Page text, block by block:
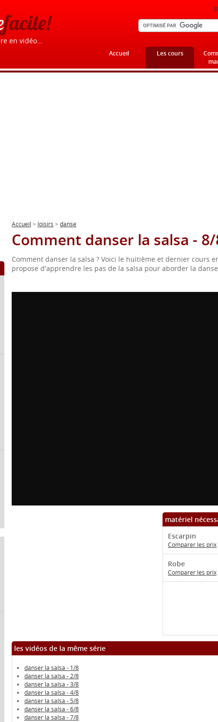
facile!
en vidéo...
Accueil Les cours
Accueil > loisirs > danse
Comment danser la salsa - 8/
Comment danser la salsa ? Voici le huitième et dernier cours
propose d'apprendre les pas de la salsa pour aborder la
matériel
Escarpin
Comparer les prix
Robe
Comparer les prix
les vidéos de la même série
danser la salsa - 1/8
danser la salsa - 2/8
danser la salsa - 3/8
danser la salsa - 4/8
danser la salsa - 5/8
danser la salsa - 6/8
danser la salsa - 7/8